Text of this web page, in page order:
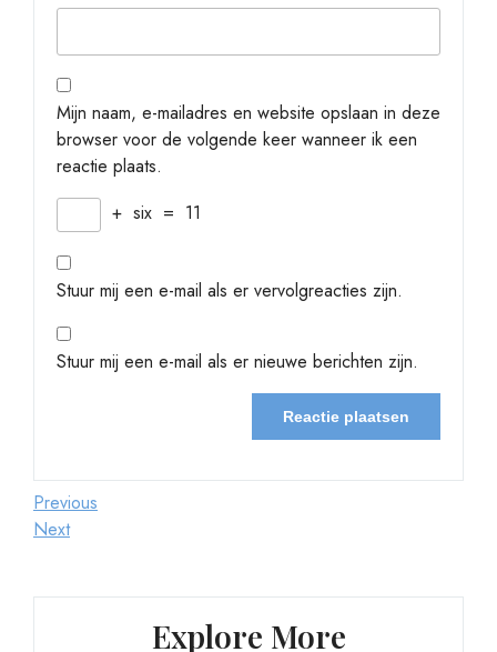
Mijn naam, e-mailadres en website opslaan in deze
browser voor de volgende keer wanneer ik een
reactie plaats.
+ six = 11
Stuur mij een e-mail als er vervolgreacties zijn.
Stuur mij een e-mail als er nieuwe berichten zijn.
Berichtnavigatie
Previous
Post
Previous
Next
Next
Explore More